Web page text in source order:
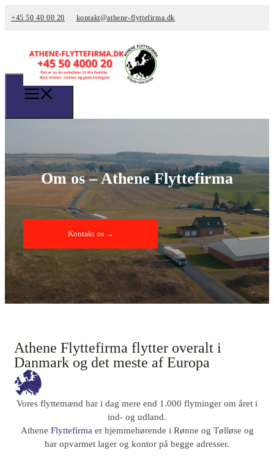
+45 50 40 00 20 kontakt@athene-flyttefirma.dk
Om os – Athene Flyttefirma
Kontakt os →
Athene Flyttefirma flytter overalt i
Danmark og det meste af Europa
Vores flyttemænd har i dag mere end 1.000 flytninger om året i
ind- og udland.
Athene Flyttefirma er hjemmehørende i Rønne og Tølløse og
har opvarmet lager og kontor på begge adresser.